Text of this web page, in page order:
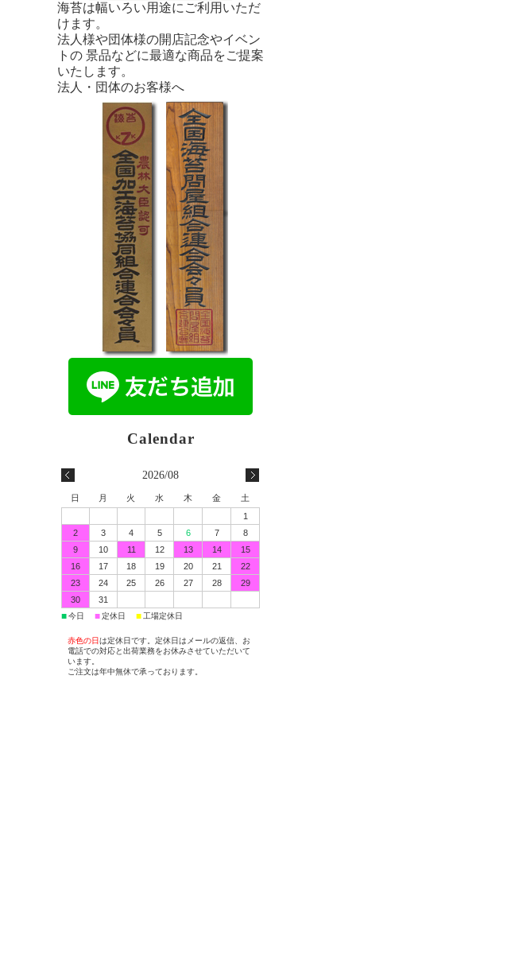
海苔は幅いろい用途にご利用いただ
けます。
法人様や団体様の開店記念やイベン
トの 景品などに最適な商品をご提案
いたします。
法人・団体のお客様へ
2026/08
日 月 火 水 木 金
土
1
2
3 4 5 6 7
8
9
10 11 12 13 14
15
16
17 18 19 20 21
22
23
24 25 26 27 28
29
30
31
■今日 ■定休日 ■ 工場定休日
赤色の日は定休日です。定休日はメールの返信、お
電話での対応と出荷業務をお休みさせていただいて
います。
ご注文は年中無休で承っております。